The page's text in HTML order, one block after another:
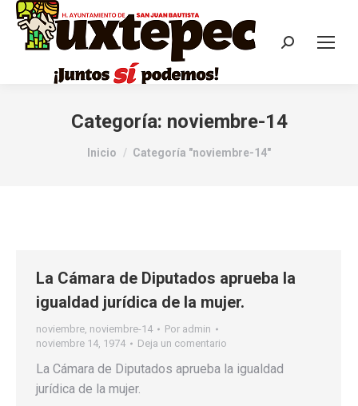
Categoría: noviembre-14
Estás aquí:
Inicio Categoría "noviembre-14"
La Cámara de Diputados aprueba la
igualdad jurídica de la mujer.
noviembre, noviembre-14 Por admin
noviembre 14, 1974
Deja un comentario
La Cámara de Diputados aprueba la igualdad
jurídica de la mujer.